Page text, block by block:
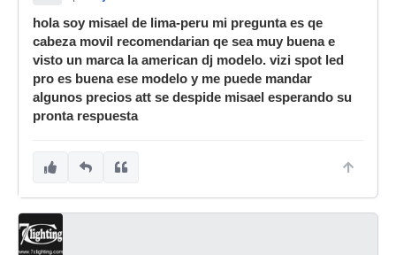
hola soy misael de lima-peru mi pregunta es qe
cabeza movil recomendarian qe sea muy buena e
visto un marca la american dj modelo. vizi spot led
pro es buena ese modelo y me puede mandar
algunos precios att se despide misael esperando su
pronta respuesta